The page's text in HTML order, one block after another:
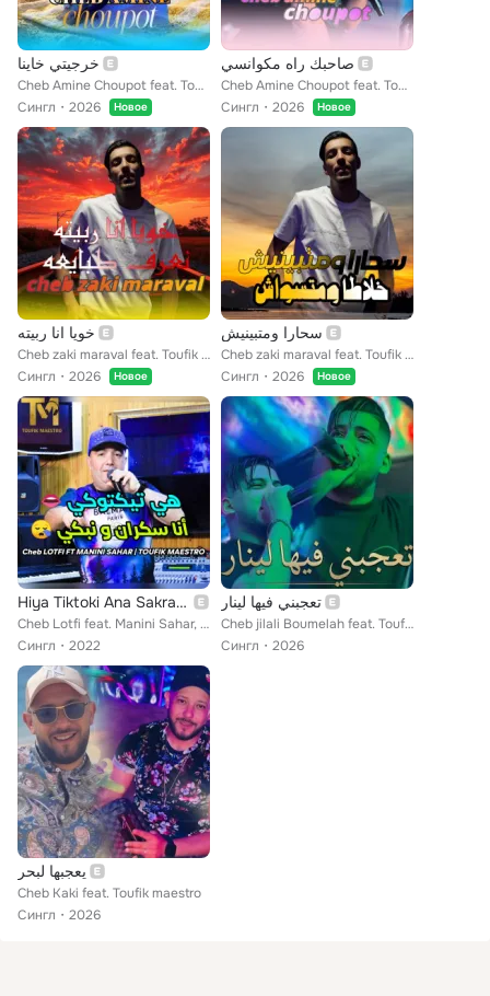
خرجيتي خاينا
Cheb Amine Choupot feat. Toufik maestro
Сингл
2026 Новое
صاحبك راه مكوانسي
Cheb Amine Choupot feat. Toufik maestro
Сингл
2026 Новое
خويا انا ربيته
Cheb zaki maraval feat. Toufik maestro
Сингл
2026 Новое
سحارا ومتبينيش
Cheb zaki maraval feat. Toufik maestro
Сингл
2026 Новое
Hiya Tiktoki Ana Sakran W Nabki
Cheb Lotfi feat. Manini Sahar, Toufik Maestro
Сингл
2022
تعجبني فيها لينار
Cheb jilali Boumelah feat. Toufik maestro
Сингл
2026
يعجبها لبحر
Cheb Kaki feat. Toufik maestro
Сингл
2026